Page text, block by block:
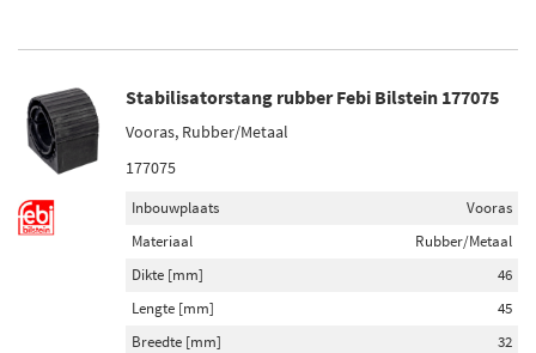
Voorraad
Op voorraad (247)
Niet op voorraad (236)
Stabilisatorstang rubber Febi Bilstein 177075
Vooras, Rubber/Metaal
177075
Inbouwplaats
Vooras
Materiaal
Rubber/Metaal
Dikte [mm]
46
Lengte [mm]
45
Breedte [mm]
32